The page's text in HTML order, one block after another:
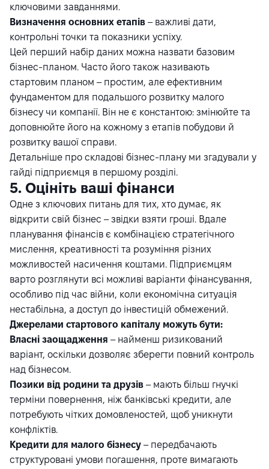
ключовими завданнями.
Визначення основних етапів – важливі дати,
контрольні точки та показники успіху.
Цей перший набір даних можна назвати базовим
бізнес-планом. Часто його також називають
стартовим планом – простим, але ефективним
фундаментом для подальшого розвитку малого
бізнесу чи компанії. Він не є константою: змінюйте та
доповнюйте його на кожному з етапів побудови й
розвитку вашої справи.
Детальніше про складові бізнес-плану ми згадували у
гайді підприємця в першому розділі.
5. Оцініть ваші фінанси
Одне з ключових питань для тих, хто думає, як
відкрити свій бізнес – звідки взяти гроші. Вдале
планування фінансів є комбінацією стратегічного
мислення, креативності та розуміння різних
можливостей насичення коштами. Підприємцям
варто розглянути всі можливі варіанти фінансування,
особливо під час війни, коли економічна ситуація
нестабільна, а доступ до інвестицій обмежений.
Джерелами стартового капіталу можуть бути:
Власні заощадження – найменш ризикований
варіант, оскільки дозволяє зберегти повний контроль
над бізнесом.
Позики від родини та друзів – мають більш гнучкі
терміни повернення, ніж банківські кредити, але
потребують чітких домовленостей, щоб уникнути
конфліктів.
Кредити для малого бізнесу – передбачають
структуровані умови погашення, проте вимагають